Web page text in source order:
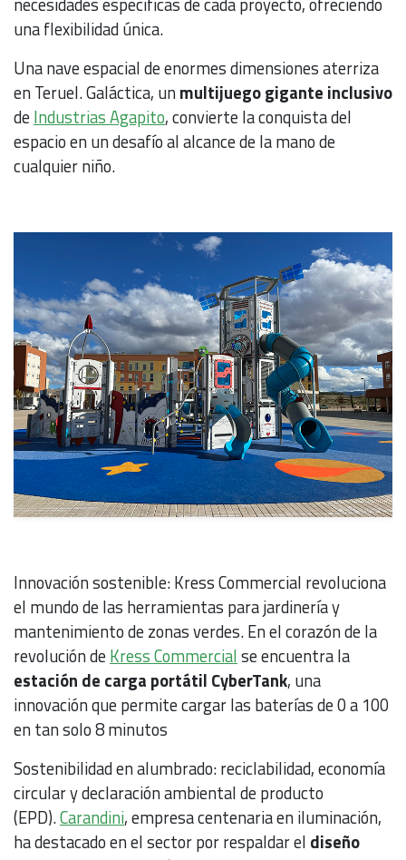
una flexibilidad única.
Una nave espacial de enormes dimensiones aterriza
en Teruel. Galáctica, unmultijuego gigante inclusivo
deIndustrias Agapito, convierte la conquista del
espacio en un desafío al alcance de la mano de
cualquier niño.
Innovación sostenible: Kress Commercial revoluciona
el mundo de las herramientas para jardinería y
mantenimiento de zonas verdes. En el corazón de la
revolución deKress Commercialse encuentra la
estación de carga portátil CyberTank, una
innovación que permite cargar las baterías de 0 a 100
en tan solo 8 minutos
Sostenibilidad en alumbrado: reciclabilidad, economía
circular y declaración ambiental de producto
(EPD).Carandini, empresa centenaria en iluminación,
ha destacado en el sector por respaldar el diseño